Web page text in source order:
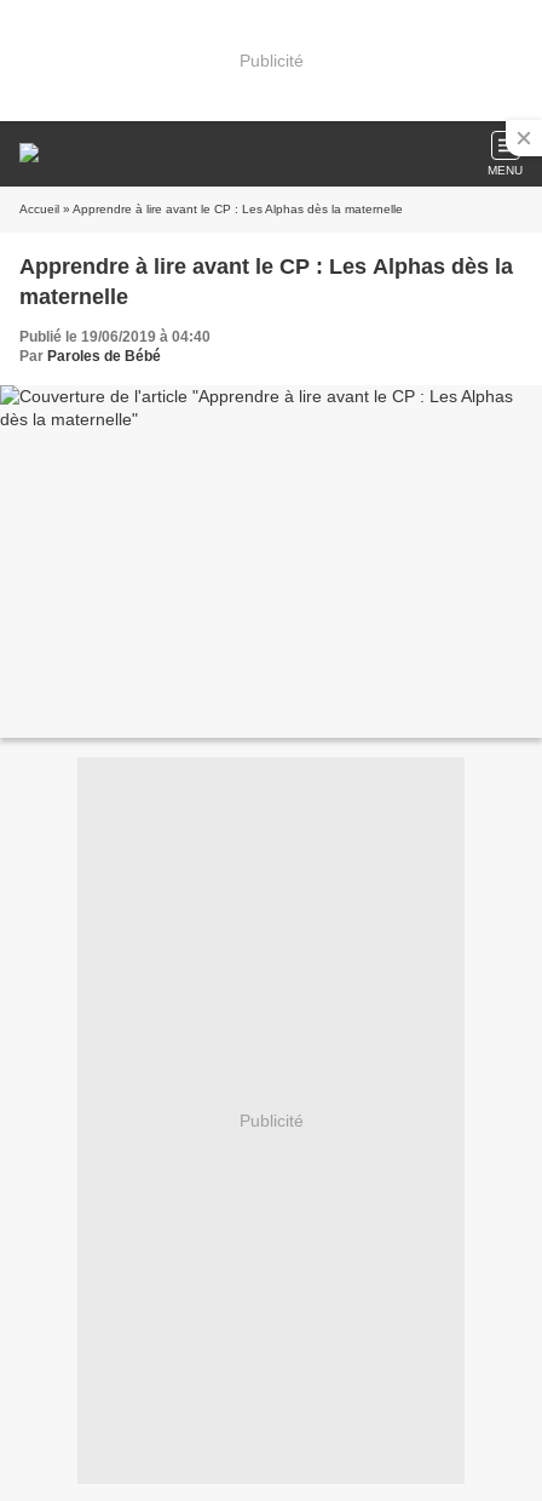
Publicité
MENU
Accueil » Apprendre à lire avant le CP : Les Alphas dès la maternelle
Apprendre à lire avant le CP : Les Alphas dès la
maternelle
Publié le 19/06/2019 à 04:40
Par Paroles de Bébé
Publicité